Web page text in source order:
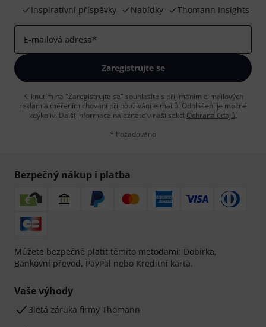
Inspirativní příspěvky
Nabídky Thomann Insights
E-mailová adresa*
Zaregistrujte se
Kliknutím na "Zaregistrujte se" souhlasíte s přijímáním e-mailových
reklam a měřením chování při používání e-mailů. Odhlášení je možné
kdykoliv. Další informace naleznete v naší sekci Ochrana údajů.
* Požadováno
Bezpečný nákup i platba
Můžete bezpečně platit těmito metodami: Dobírka,
Bankovní převod, PayPal nebo Kreditní karta.
Vaše výhody
3letá záruka firmy Thomann